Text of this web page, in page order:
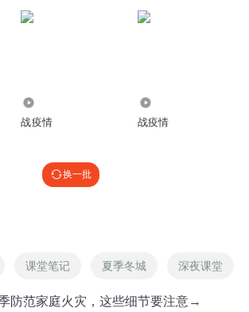
战疫情 战疫情
换一批
课堂笔记 夏季冬城 深夜课堂
防范家庭火灾，这些细节要注意→